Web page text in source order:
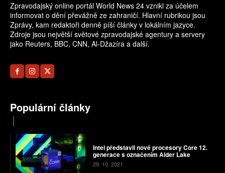
Zpravodajský online portál World News 24 vznikl za účelem
informovat o dění převážně ze zahraničí. Hlavní rubrikou jsou
Zprávy, kam redaktoři denně píší články v lokálním jazyce.
Zdroje jsou největší světové zpravodajské agentury a servery
jako Reuters, BBC, CNN, Al-Džazíra a další.
Populární články
Intel představil nové procesory Core 12.
generace s označením Alder Lake
29. 10. 2021